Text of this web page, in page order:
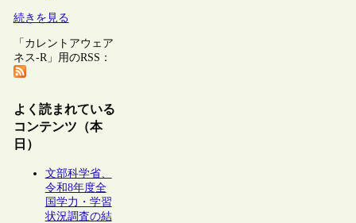
続きを見る
「カレントアウェア
ネス-R」用のRSS：
よく読まれている
コンテンツ（本
日）
文部科学省、
令和8年度全
国学力・学習
状況調査の結